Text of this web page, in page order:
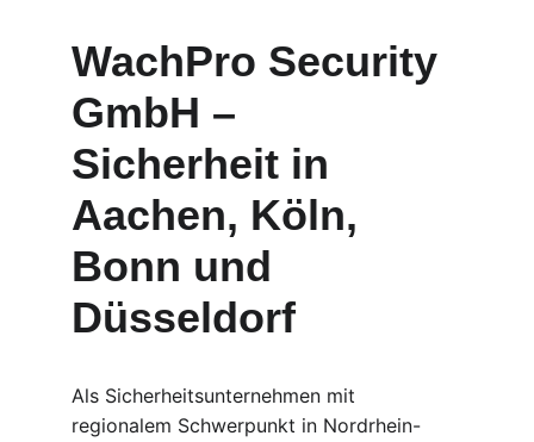
WachPro Security
GmbH –
Sicherheit in
Aachen, Köln,
Bonn und
Düsseldorf
Als Sicherheitsunternehmen mit
regionalem Schwerpunkt in Nordrhein-